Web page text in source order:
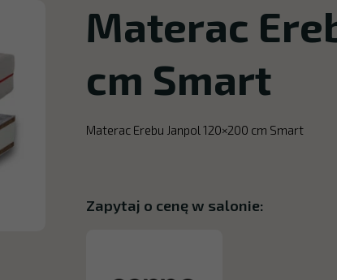
Materac
cm Smart
Materac Erebu Janpol 120×200 cm Smart
Zapytaj o cenę w salonie: